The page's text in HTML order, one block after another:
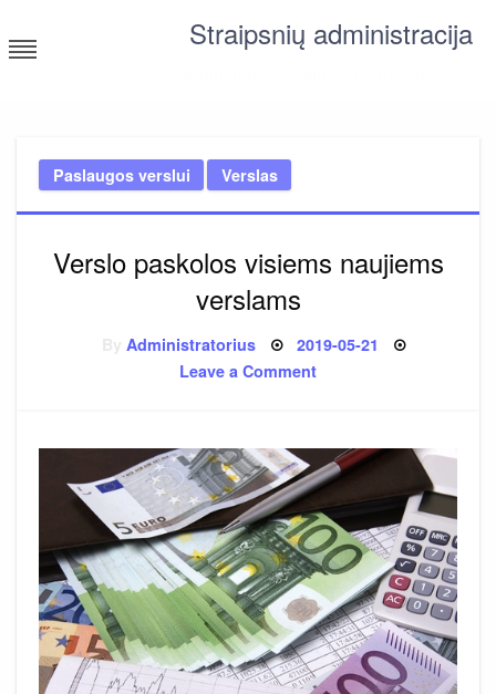
to
content
Straipsnių administracija
Paslaugos verslui Verslas
Verslo paskolos visiems naujiems
verslams
Administratorius Posted
2019-05-21
Leave a Commenton
verslams